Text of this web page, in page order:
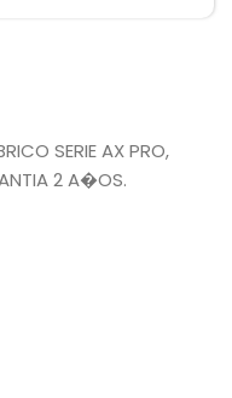
SERIE AX PRO,
2 A�OS.